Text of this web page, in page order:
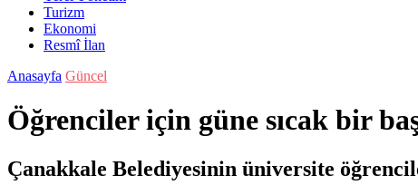
Turizm
Ekonomi
Resmî İlan
Anasayfa Güncel
Öğrenciler için güne sıcak bir
Çanakkale Belediyesinin üniversite